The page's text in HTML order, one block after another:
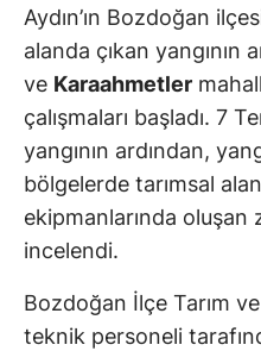
Aydın’ın Bozdoğan
alanda çıkan yangının
ve Karaahmetler
çalışmaları başladı. 7
yangının ardından,
bölgelerde tarımsal
ekipmanlarında oluşan
incelendi.
Bozdoğan İlçe Tarım
teknik personeli